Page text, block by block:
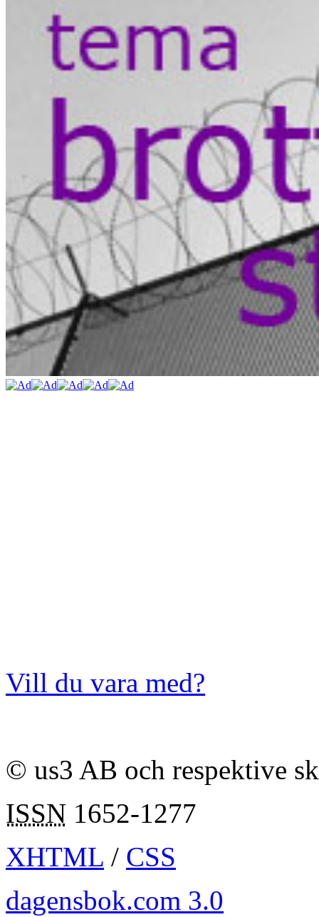
Vill du vara med?
© us3 AB och respektive
ISSN 1652-1277
XHTML / CSS
dagensbok.com 3.0